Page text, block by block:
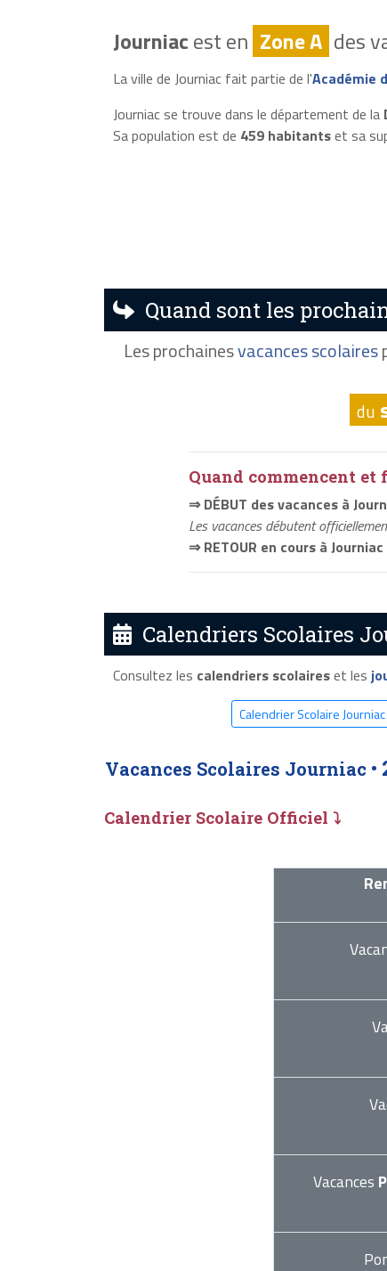
Journiacest en Zone A des
La ville de Journiac fait partie de l'Académie
Journiac se trouve dans le département de la
Sa population est de 459 habitantset sa
Quand sont les
Les prochainesvacances scolaires
du
Quand commencent et
⇒ DÉBUT des vacances à
Les vacances débutent
⇒ RETOUR en cours à Journiac
Calendriers Scolaires
Consultez les calendriers scolaireset les
Calendrier Scolaire Journiac
Vacances Scolaires Journiac •
Calendrier Scolaire Officiel ⤵
Vacances